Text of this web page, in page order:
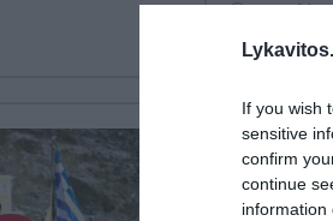
If you wish
sensitive
confirm
continue
information
29